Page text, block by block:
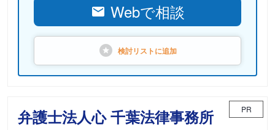
Webで相談
検討リストに追加
弁護士法人心 千葉法律事務所 PR